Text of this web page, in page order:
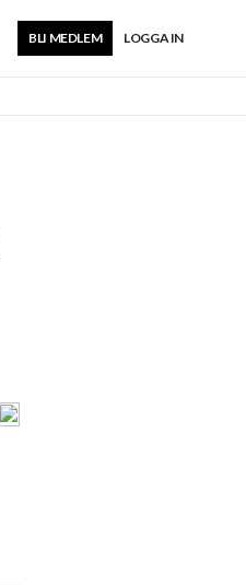
LOGGA IN
BLI MEDLEM